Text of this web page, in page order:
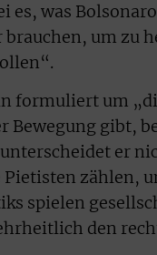
es, was
um zu
formuliert um
Bewegung gibt,
er
zählen,
spielen
den